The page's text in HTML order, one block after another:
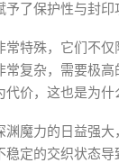
了保护性与封印
常特殊，它们不
常复杂，需要极
代价，这也是为什
渊魔力的日益强
稳定的交织状态